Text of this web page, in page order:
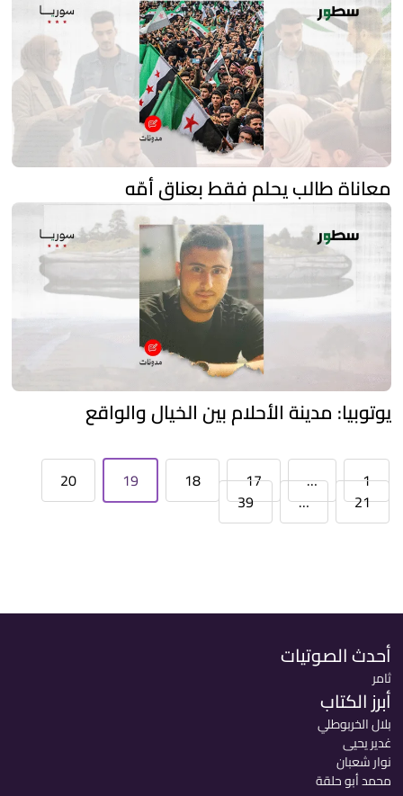
معاناة طالب يحلم فقط بعناق أمّه
يوتوبيا: مدينة الأحلام بين الخيال والواقع
1
…
17
18
19
20
21
…
39
أحدث الصوتيات
ثامر
أبرز الكتاب
بلال الخربوطلي
غدير يحيى
نوار شعبان
محمد أبو حلقة